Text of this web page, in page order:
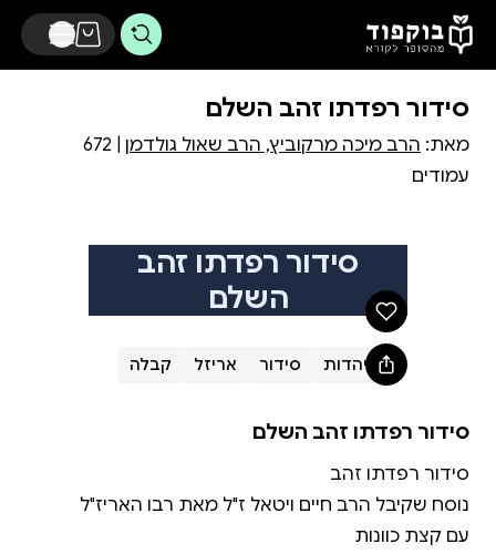
דלג לתוכן הראשי
סידור רפדתו זהב השלם
מאת: הרב מיכה מרקוביץ, הרב שאול גולדמן
| 672
עמודים
סידור רפדתו זהב
השלם
יהדות סידור אריזל קבלה
סידור רפדתו זהב השלם
עם קצת כוונות